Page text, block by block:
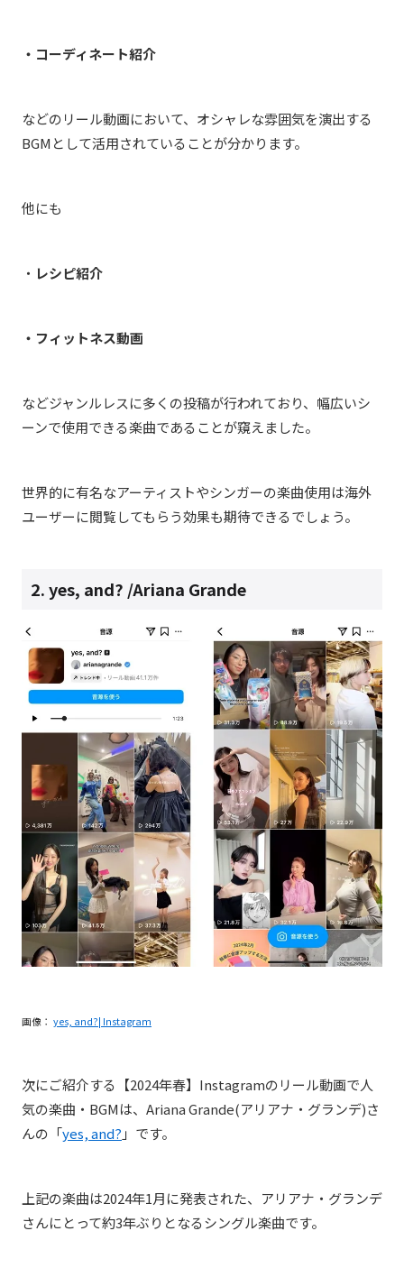
・コーディネート紹介
などのリール動画において、オシャレな雰囲気を演出する
BGMとして活用されていることが分かります。
他にも
・ レシピ紹介
・フィットネス動画
などジャンルレスに多くの投稿が行われており、幅広いシ
ーンで使用できる楽曲であることが窺えました。
世界的に有名なアーティストやシンガーの楽曲使用は海外
ユーザーに閲覧してもらう効果も期待できるでしょう。
2.yes, and? /Ariana Grande
画像： yes, and?| Instagram
次にご紹介する【2024年春】Instagramのリール動画で人
気の楽曲・BGMは、Ariana Grande(アリアナ・グランデ)さ
んの「yes, and? 」 です。
上記の楽曲は2024年1月に発表された、アリアナ・グランデ
さんにとって約3年ぶりとなるシングル楽曲です。